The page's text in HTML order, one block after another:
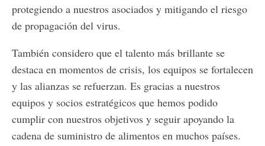
protegiendo a nuestros asociados y mitigando el riesgo
de propagación del virus.
También considero que el talento más brillante se
destaca en momentos de crisis, los equipos se fortalecen
y las alianzas se refuerzan. Es gracias a nuestros
equipos y socios estratégicos que hemos podido
cumplir con nuestros objetivos y seguir apoyando la
cadena de suministro de alimentos en muchos países.